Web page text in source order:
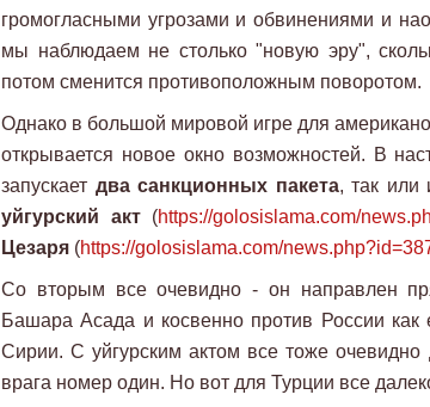
громогласными угрозами и обвинениями и
мы наблюдаем не столько "новую эру",
потом сменится противоположным поворотом.
Однако в большой мировой игре для
открывается новое окно возможностей. В
запускает два санкционных пакета, так или
уйгурский акт(https://golosislama.com/
Цезаря (https://golosislama.com/
Со вторым все очевидно - он направлен
Башара Асада и косвенно против России как
Сирии. С уйгурским актом все тоже
врага номер один. Но вот для Турции все